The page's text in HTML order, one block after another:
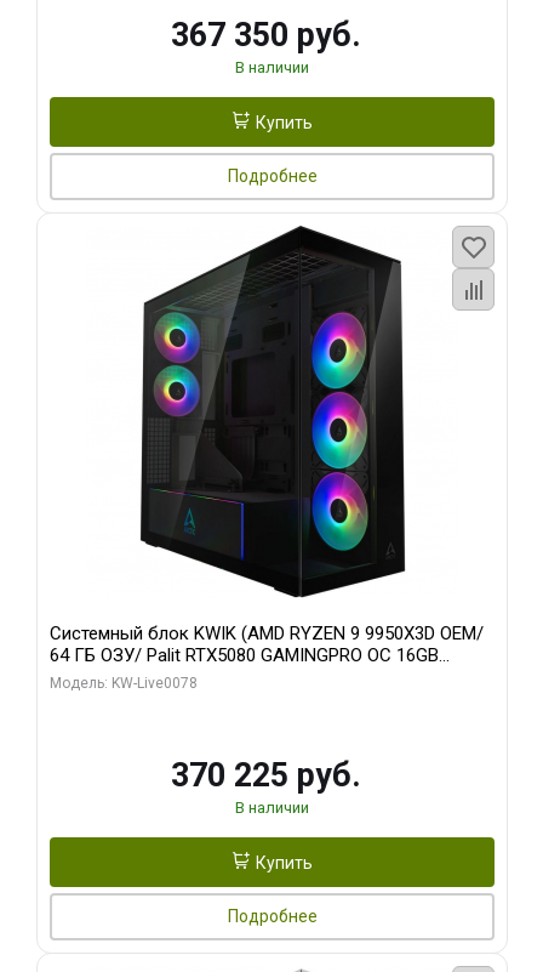
367 350 руб.
В наличии
Купить
Подробнее
Системный блок KWIK (AMD RYZEN 9 9950X3D OEM/
64 ГБ ОЗУ/ Palit RTX5080 GAMINGPRO OC 16GB
GDDR7 256bit 3xDP HD/ 1 ТБ SSD)
Модель: KW-Live0078
370 225 руб.
В наличии
Купить
Подробнее